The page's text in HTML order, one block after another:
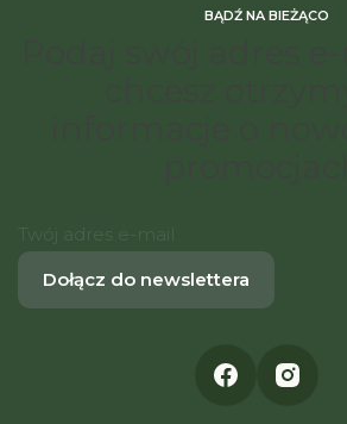
BĄDŹ NA BIEŻĄCO
Twój adres e-mail
Dołącz do newslettera